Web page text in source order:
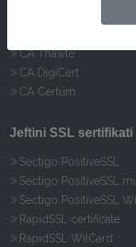
CA Thawte
CA DigiCert
CA Certum
Jeftini SSL sertifikati
Sectigo PositiveSSL
Sectigo PositiveSSL
Sectigo PositiveSSL
RapidSSL certificate
RapidSSL WilCard